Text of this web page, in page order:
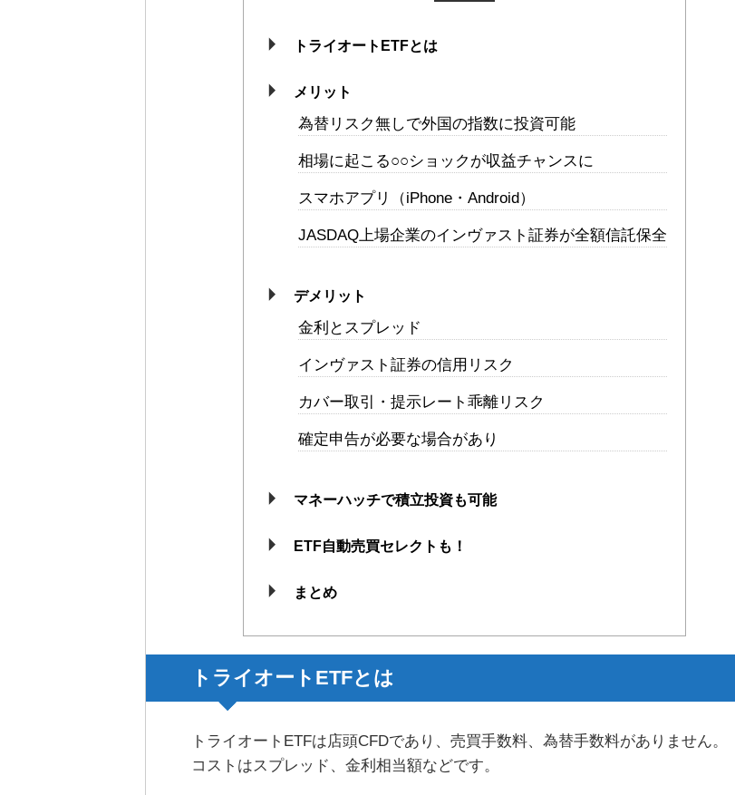
トライオートETFとは
メリット
為替リスク無しで外国の指数に投資可能
相場に起こる○○ショックが収益チャンスに
スマホアプリ（iPhone・Android）
JASDAQ上場企業のインヴァスト証券が全額信託保全
デメリット
金利とスプレッド
インヴァスト証券の信用リスク
カバー取引・提示レート乖離リスク
確定申告が必要な場合があり
マネーハッチで積立投資も可能
ETF自動売買セレクトも！
まとめ
トライオートETFとは
トライオートETFは店頭CFDであり、売買手数料、為替手数料がありません。
コストはスプレッド、金利相当額などです。